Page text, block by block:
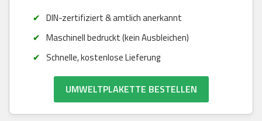
DIN-zertifiziert & amtlich anerkannt
Maschinell bedruckt (kein Ausbleichen)
Schnelle, kostenlose Lieferung
UMWELTPLAKETTE BESTELLEN